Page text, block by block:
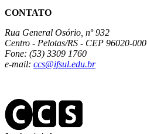
CONTATO
Rua General Osório, nº 932
Centro - Pelotas/RS - CEP 96020-000
Fone: (53) 3309 1760
e-mail: ccs@ifsul.edu.br